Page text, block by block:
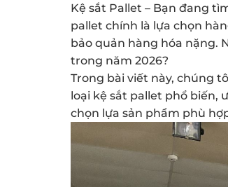
Kệ sắt Pallet – Bạn đang
pallet chính là lựa chọn
bảo quản hàng hóa nặng.
trong năm 2026?
Trong bài viết này, chúng
loại kệ sắt pallet phổ biến,
chọn lựa sản phẩm phù